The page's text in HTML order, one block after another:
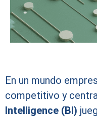
En un mundo
competitivo y
Intelligence (BI)